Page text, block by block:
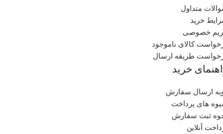
متداول
خرید
خصوصی
کالای ناموجود
طریقه ارسال
خرید
ارسال سفارش
های پرداخت
ثبت سفارش
آنلاین